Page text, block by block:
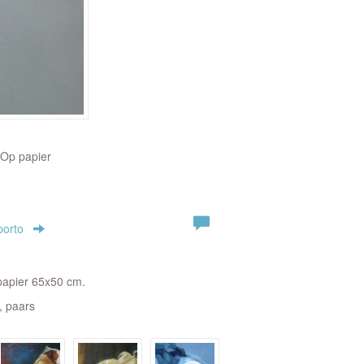
papier
65x50 cm.
paars